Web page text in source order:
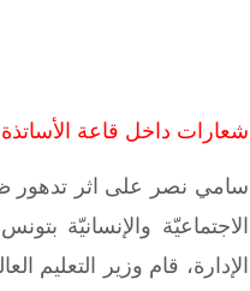
شعارات داخل قاعة الأساتذة بكلية 9 أفريل تثير غضب وزير التعليم العالي…
سامي نصر على اثر تدهور